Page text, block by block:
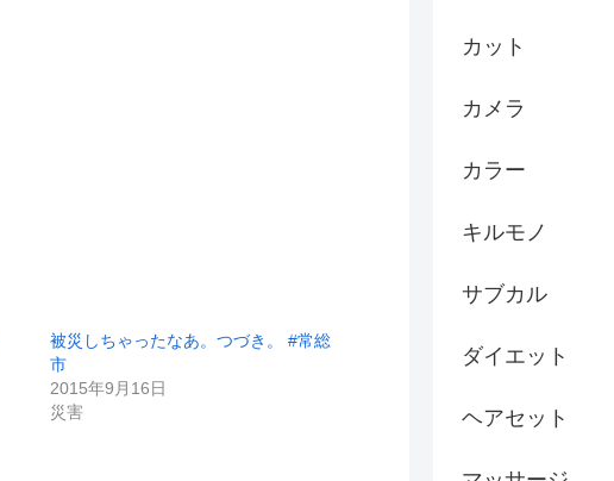
被災しちゃったなあ。つづき。 #常総
市
2015年9月16日
災害
カット
カメラ
カラー
キルモノ
サブカル
ダイエット
ヘアセット